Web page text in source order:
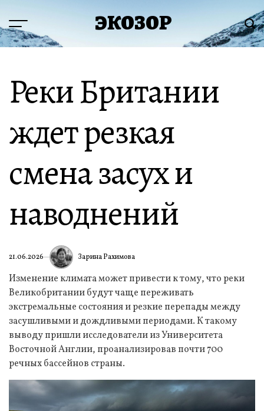
содержимому
Меню ЭКОЗОР
Реки Британии
ждет резкая
смена засух и
наводнений
21.06.2026 Зарина Рахимова
Изменение климата может привести к тому, что реки
Великобритании будут чаще переживать
экстремальные состояния и резкие перепады между
засушливыми и дождливыми периодами. К такому
выводу пришли исследователи из Университета
Восточной Англии, проанализировав почти 700
речных бассейнов страны.